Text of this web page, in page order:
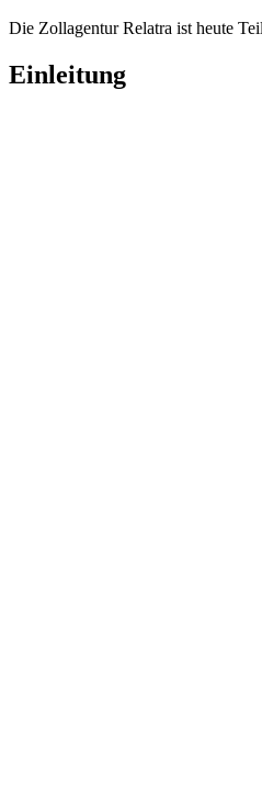
Die Zollagentur Relatra ist heute
Einleitung